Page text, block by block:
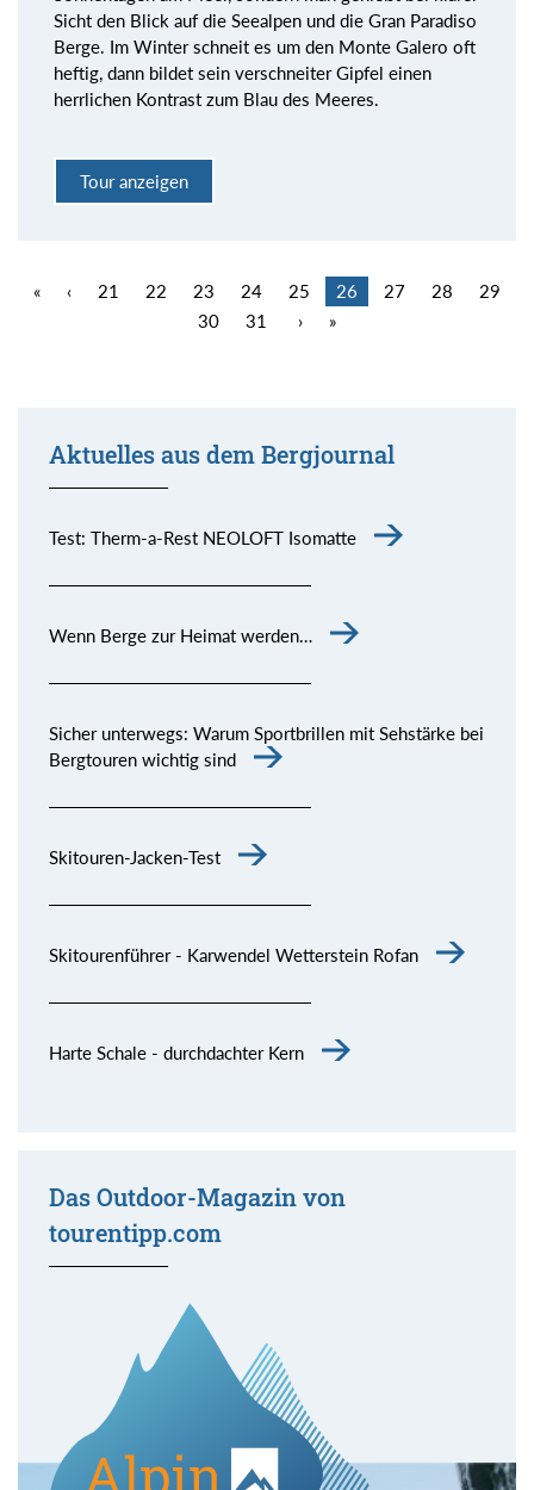
Sicht den Blick auf die Seealpen und die Gran Paradiso
Berge. Im Winter schneit es um den Monte Galero oft
heftig, dann bildet sein verschneiter Gipfel einen
herrlichen Kontrast zum Blau des Meeres.
Tour anzeigen
« ‹ 21 22 23 24 25 26 27 28
29
30
31 › »
Aktuelles aus dem Bergjournal
Test: Therm-a-Rest NEOLOFT Isomatte
Wenn Berge zur Heimat werden…
Sicher unterwegs: Warum Sportbrillen mit Sehstärke bei
Bergtouren wichtig sind
Skitouren-Jacken-Test
Skitourenführer - Karwendel Wetterstein Rofan
Harte Schale - durchdachter Kern
Das Outdoor-Magazin von
tourentipp.com